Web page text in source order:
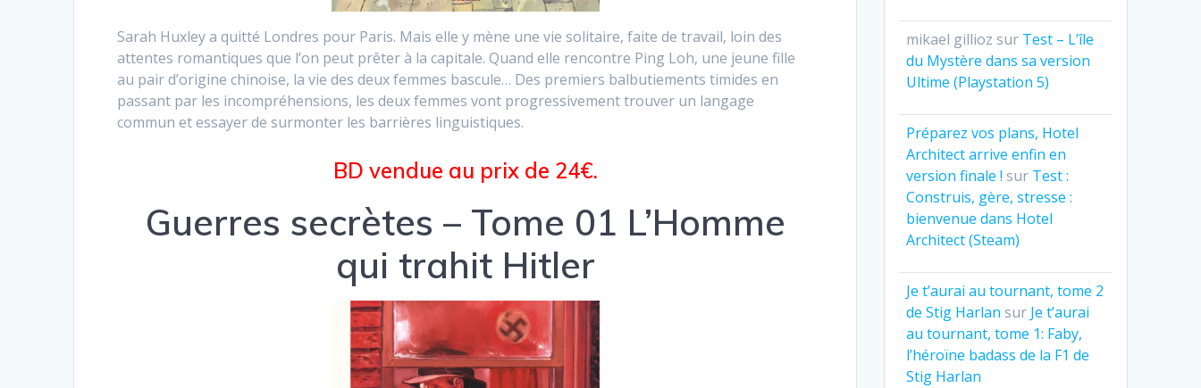
Sarah Huxley a quitté Londres pour Paris. Mais elle y mène une vie solitaire, faite de travail, loin des
attentes romantiques que l’on peut prêter à la capitale. Quand elle rencontre Ping Loh, une jeune fille
au pair d’origine chinoise, la vie des deux femmes bascule… Des premiers balbutiements timides en
passant par les incompréhensions, les deux femmes vont progressivement trouver un langage
commun et essayer de surmonter les barrières linguistiques.
BD vendue au prix de 24€.
Guerres secrètes – Tome 01 L’Homme
qui trahit Hitler
mikael gillioz sur Test – L’île
du Mystère dans sa version
Ultime (Playstation 5)
Préparez vos plans, Hotel
Architect arrive enfin en
version finale ! sur Test :
Construis, gère, stresse :
bienvenue dans Hotel
Architect (Steam)
Je t’aurai au tournant, tome 2
de Stig Harlan sur Je t’aurai
au tournant, tome 1: Faby,
l’héroïne badass de la F1 de
Stig Harlan